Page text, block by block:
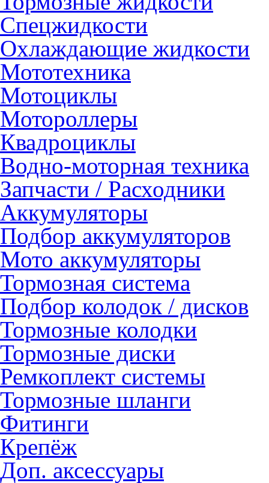
Спецжидкости
Охлаждающие жидкости
Мототехника
Мотоциклы
Мотороллеры
Квадроциклы
Водно-моторная техника
Запчасти / Расходники
Аккумуляторы
Подбор аккумуляторов
Мото аккумуляторы
Тормозная система
Подбор колодок / дисков
Тормозные колодки
Тормозные диски
Ремкоплект системы
Тормозные шланги
Фитинги
Крепёж
Доп. аксессуары